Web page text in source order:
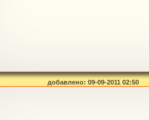
добавлено: 09-09-2011 02:50